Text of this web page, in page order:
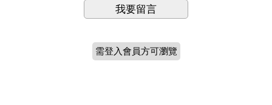
我要留言
需登入會員方可瀏覽